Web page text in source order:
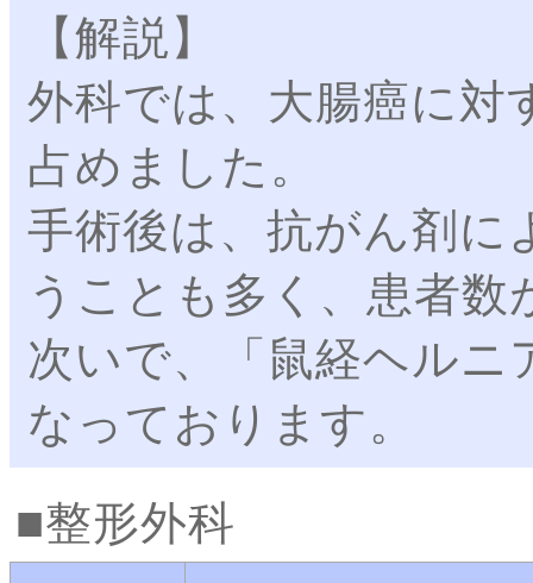
【解説】
外科では、大腸癌に対
占めました。
手術後は、抗がん剤に
うことも多く、患者
次いで、「鼠経ヘルニ
なっております。
整形外科